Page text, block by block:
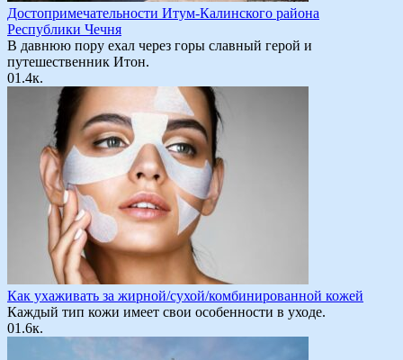
Достопримечательности Итум-Калинского района
Республики Чечня
В давнюю пору ехал через горы славный герой и
путешественник Итон.
01.4к.
Как ухаживать за жирной/сухой/комбинированной кожей
Каждый тип кожи имеет свои особенности в уходе.
01.6к.